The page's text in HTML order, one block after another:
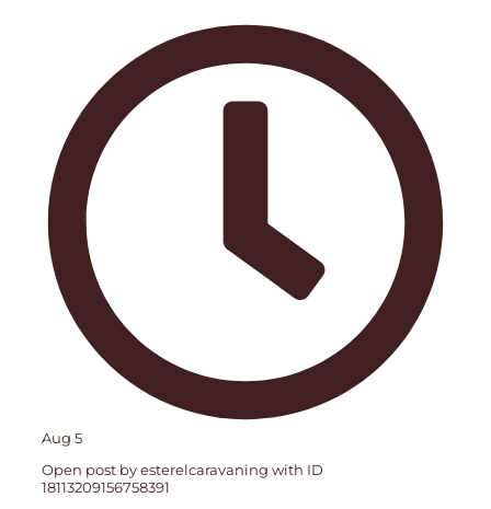
Aug 5
Open post by esterelcaravaning with ID
18113209156758391